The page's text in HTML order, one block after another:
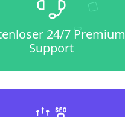
24/7 Premium
Support